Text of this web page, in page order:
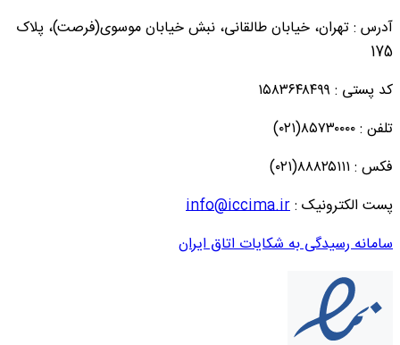
آدرس : تهران، خیابان طالقانی، نبش خیابان موسوی(فرصت)، پلاک
175
کد پستی : ۱۵۸۳۶۴۸۴۹۹
تلفن : ۸۵۷۳۰۰۰۰(۰۲۱)
فکس : ۸۸۸۲۵۱۱۱(۰۲۱)
پست الکترونیک :info@iccima.ir
سامانه رسیدگی به شکایات اتاق ایران